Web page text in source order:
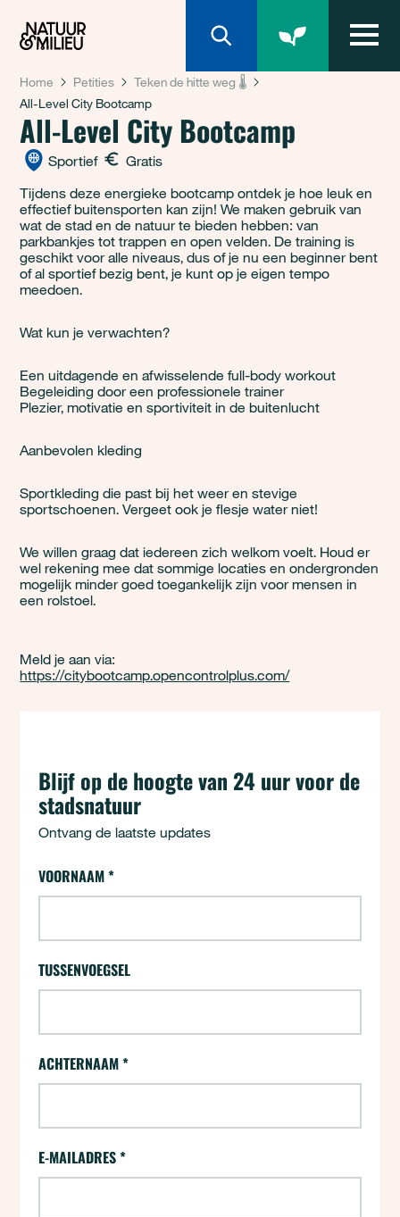
Home Petities
Teken de hitte weg 🌡️
All-Level City Bootcamp
All-Level City Bootcamp
Sportief
Gratis
Tijdens deze energieke bootcamp ontdek je hoe leuk en
effectief buitensporten kan zijn! We maken gebruik van
wat de stad en de natuur te bieden hebben: van
parkbankjes tot trappen en open velden. De training is
geschikt voor alle niveaus, dus of je nu een beginner bent
of al sportief bezig bent, je kunt op je eigen tempo
meedoen.
Wat kun je verwachten?
Een uitdagende en afwisselende full-body workout
Begeleiding door een professionele trainer
Plezier, motivatie en sportiviteit in de buitenlucht
Aanbevolen kleding
Sportkleding die past bij het weer en stevige
sportschoenen. Vergeet ook je flesje water niet!
We willen graag dat iedereen zich welkom voelt. Houd er
wel rekening mee dat sommige locaties en ondergronden
mogelijk minder goed toegankelijk zijn voor mensen in
een rolstoel.
Meld je aan via:
https://citybootcamp.opencontrolplus.com/
Blijf op de hoogte van 24 uur voor de
stadsnatuur
Ontvang de laatste updates
24 uur - Aanmelden (opt-ins)
VOORNAAM*
TUSSENVOEGSEL
ACHTERNAAM*
E-MAILADRES*